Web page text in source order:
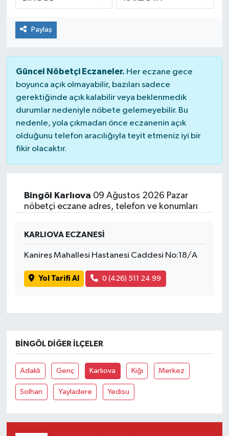
Paylaş
Güncel Nöbetçi Eczaneler. Her eczane gece
boyunca açık olmayabilir, bazıları sadece
gerektiğinde açık kalabilir veya beklenmedik
durumlar nedeniyle nöbete gelemeyebilir. Bu
nedenle, yola çıkmadan önce eczanenin açık
olduğunu telefon aracılığıyla teyit etmeniz iyi bir
fikir olacaktır.
Bingöl Karlıova 09 Ağustos 2026 Pazar
nöbetçi eczane adres, telefon ve konumları
KARLIOVA ECZANESİ
Kanireş Mahallesi Hastanesi Caddesi No:18/A
Yol Tarifi Al 0 (426) 511 24 99
BINGÖL DIĞER İLÇELER
Adaklı Genç Karlıova Kiğı Merkez
Solhan Yayladere Yedisu
HABERDE İNSAN
BİLİM VE TEKNOLOJİ
KAMPANYALAR
KÜLTÜR-SANAT
ÖZEL HABER
SİYASET
SPOR